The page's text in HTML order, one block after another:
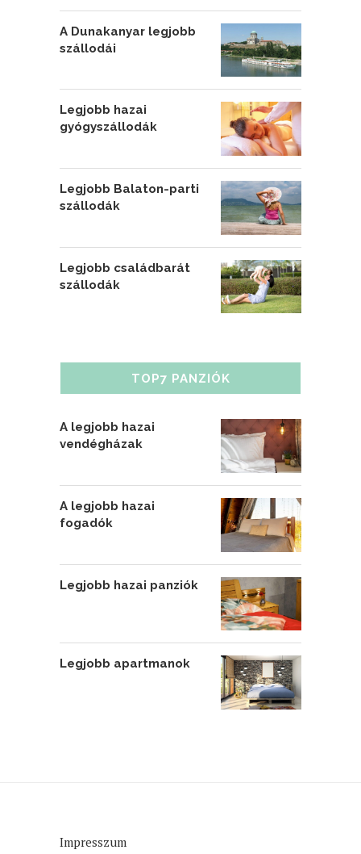
A Dunakanyar legjobb
szállodái
Legjobb hazai
gyógyszállodák
Legjobb Balaton-parti
szállodák
Legjobb családbarát
szállodák
TOP7 PANZIÓK
A legjobb hazai
vendégházak
A legjobb hazai
fogadók
Legjobb hazai panziók
Legjobb apartmanok
Impresszum